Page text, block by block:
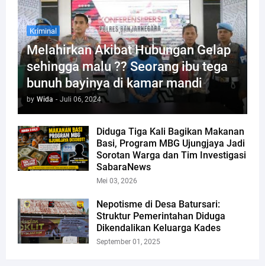
Kriminal
Melahirkan Akibat Hubungan Gelap
sehingga malu ?? Seorang ibu tega
bunuh bayinya di kamar mandi
by Wida - Juli 06, 2024
Diduga Tiga Kali Bagikan Makanan
Basi, Program MBG Ujungjaya Jadi
Sorotan Warga dan Tim Investigasi
SabaraNews
Mei 03, 2026
Nepotisme di Desa Batursari:
Struktur Pemerintahan Diduga
Dikendalikan Keluarga Kades
September 01, 2025